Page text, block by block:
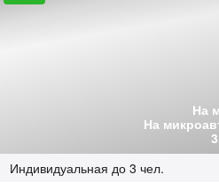
На
На
Индивидуальная до 3 чел.